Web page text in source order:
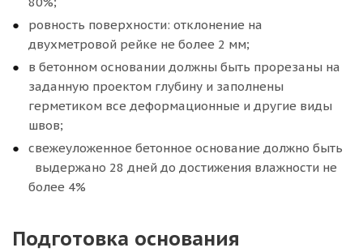
ровность поверхности: отклонение на
двухметровой рейке не более 2 мм;
в бетонном основании должны быть прорезаны на
заданную проектом глубину и заполнены
герметиком все деформационные и другие виды
швов;
свежеуложенное бетонное основание должно быть
выдержано 28 дней до достижения влажности не
более 4%
Подготовка основания